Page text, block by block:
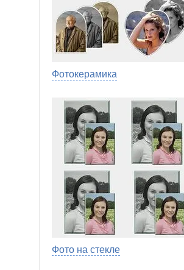
Фотокерамика
Фото на стекле